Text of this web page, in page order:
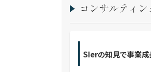
コンサルティ
SIerの知見で事業